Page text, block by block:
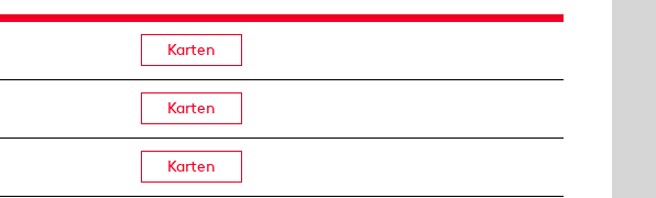
Karten
Karten
Karten